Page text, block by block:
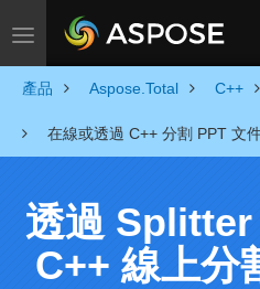
Toggle navigation
產品 Aspose.Total C++
在線或透過 C++ 分割 PPT 文
透過 Splitter
C++ 線上分